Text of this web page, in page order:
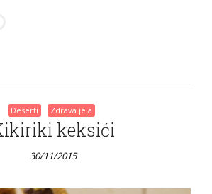
Deserti Zdrava jela
keksići
30/11/2015